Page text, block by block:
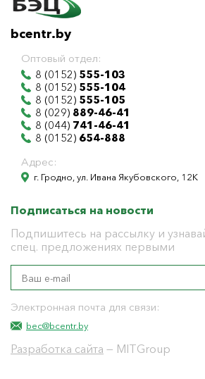
bcentr.by
Оптовый отдел:
8 (0152) 555-103
8 (0152) 555-104
8 (0152) 555-105
8 (029) 889-46-41
8 (044) 741-46-41
8 (0152) 654-888
Адрес:
г. Гродно, ул. Ивана Якубовского, 12К
Подписаться на новости
Подпишитесь на рассылку и
спец. предложениях первыми
Электронная почта для связи:
bec@bcentr.by
Разработка сайта — MITGroup